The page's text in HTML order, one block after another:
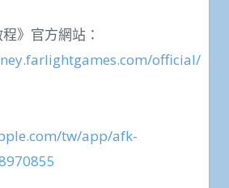
》官方網站：
official/
tw/app/afk-